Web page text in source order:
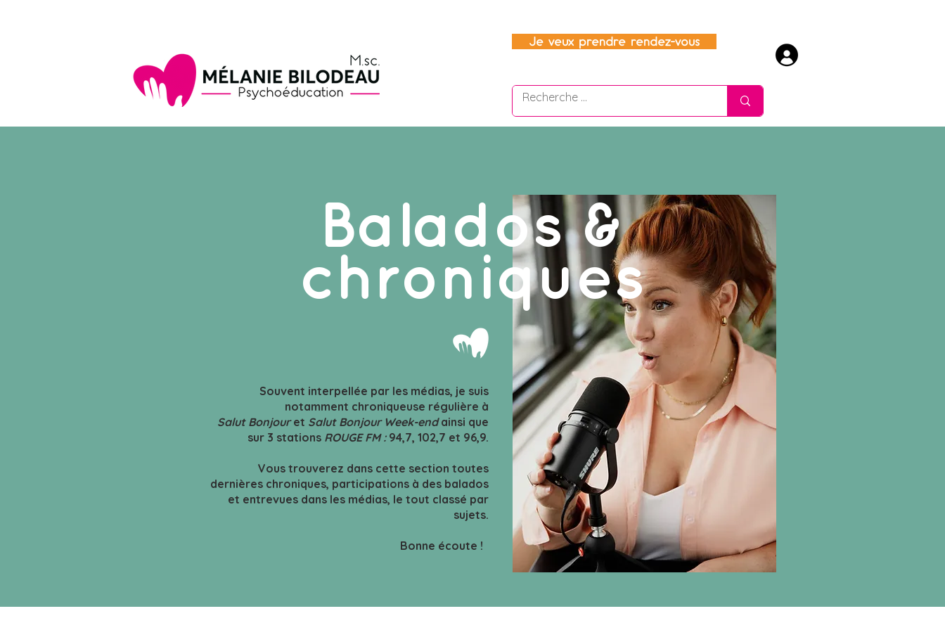
Je veux prendre rendez-vous
Souvent interpellée par les médias, je suis
notamment chroniqueuse régulière à
Salut Bonjouret Salut Bonjour Week-endainsi que
sur 3 stations ROUGE FM : 94,7, 102,7 et 96,9.
Vous trouverez dans cette section toutes
dernières chroniques, participations à des balados
et entrevues dans les médias, le tout classé par
sujets.
Bonne écoute !
Balados &
chroniques